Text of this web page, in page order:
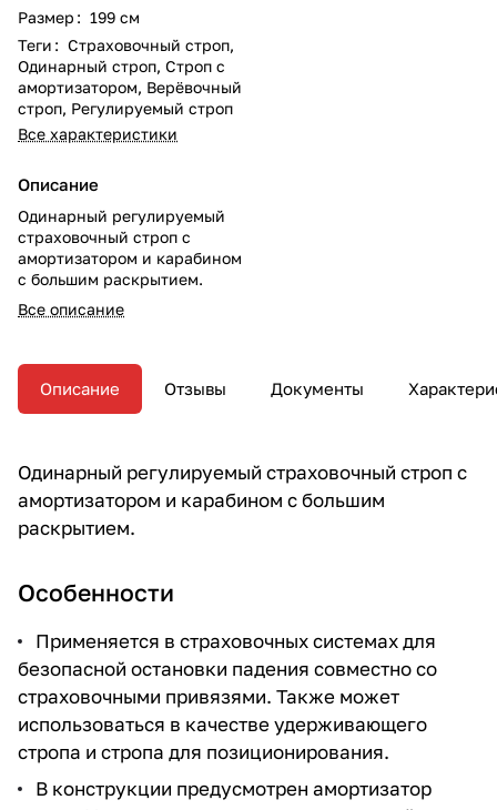
Размер : 199 см
Теги : Страховочный строп,
Одинарный строп, Строп с
амортизатором, Верёвочный
строп, Регулируемый строп
Все характеристики
Описание
Одинарный регулируемый
страховочный строп с
амортизатором и карабином
с большим раскрытием.
Все описание
Описание Отзывы Документы
Одинарный регулируемый страховочный строп с
амортизатором и карабином с большим
раскрытием.
Особенности
Применяется в страховочных системах для
безопасной остановки падения совместно со
страховочными привязями. Также может
использоваться в качестве удерживающего
стропа и стропа для позиционирования.
В конструкции предусмотрен амортизатор